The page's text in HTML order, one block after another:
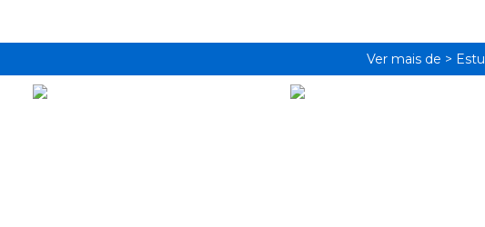
Ver mais de >